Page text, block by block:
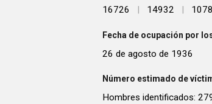
16726 | 14932 |
Fecha de ocupación por
26 de agosto de 1936
Número estimado de
Hombres identificados: